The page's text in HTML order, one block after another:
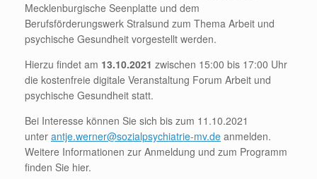
Mecklenburgische Seenplatte und dem
Berufsförderungswerk Stralsund zum Thema Arbeit und
psychische Gesundheit vorgestellt werden.
Hierzu findet am 13.10.2021 zwischen 15:00 bis 17:00 Uhr
die kostenfreie digitale Veranstaltung Forum Arbeit und
psychische Gesundheit statt.
Bei Interesse können Sie sich bis zum 11.10.2021
unter antje.werner@sozialpsychiatrie-mv.de anmelden.
Weitere Informationen zur Anmeldung und zum Programm
finden Sie hier.